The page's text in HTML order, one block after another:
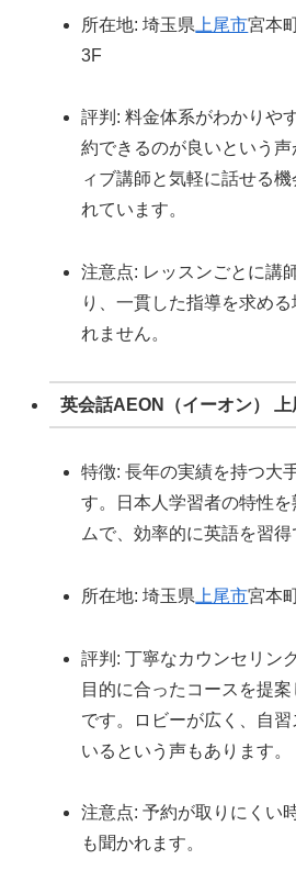
所在地: 埼玉県 上尾市宮本
3F
評判: 料金体系がわかりや
約できるのが良いという
ィブ講師と気軽に話せる
れています。
注意点: レッスンごとに講
り、一貫した指導を求め
れません。
英会話AEON（イーオン） 上
特徴: 長年の実績を持つ大
す。日本人学習者の特性
ムで、効率的に英語を習得
所在地: 埼玉県 上尾市宮本
評判: 丁寧なカウンセリン
目的に合ったコースを提
です。ロビーが広く、自
いるという声もあります。
注意点: 予約が取りにくい
も聞かれます。